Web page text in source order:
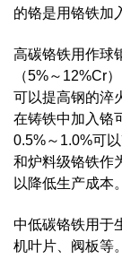
的铬是用铬铁加
高碳铬铁用作球
（5%～12%Cr
可以提高钢的淬
在铸铁中加入铬
0.5%～1.0%可
和炉料级铬铁作
以降低生产成本。
中低碳铬铁用于
机叶片、阀板等。